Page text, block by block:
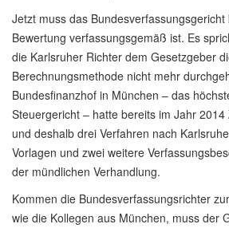
Jetzt muss das
Bewertung verfassungsgemäß ist. Es
die Karlsruher Richter dem Gesetzgeber
Berechnungsmethode nicht mehr
Bundesfinanzhof in München – das
Steuergericht – hatte bereits im Jahr
und deshalb drei Verfahren nach
Vorlagen und zwei weitere
der mündlichen Verhandlung.
Kommen die Bundesverfassungsrichter
wie die Kollegen aus München, muss der